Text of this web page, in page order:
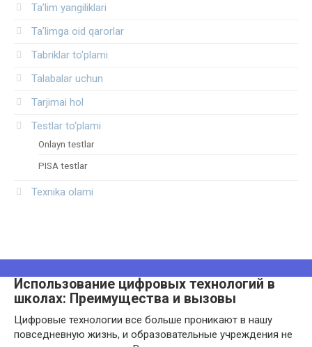
Ta’lim yangiliklari
Ta’limga oid qarorlar
Tabriklar to'plami
Talabalar uchun
Tarjimai hol
Testlar to‘plami
Onlayn testlar
PISA testlar
Texnika olami
Использование цифровых технологий в
школах: Преимущества и вызовы
Цифровые технологии все больше проникают в нашу
повседневную жизнь, и образовательные учреждения не